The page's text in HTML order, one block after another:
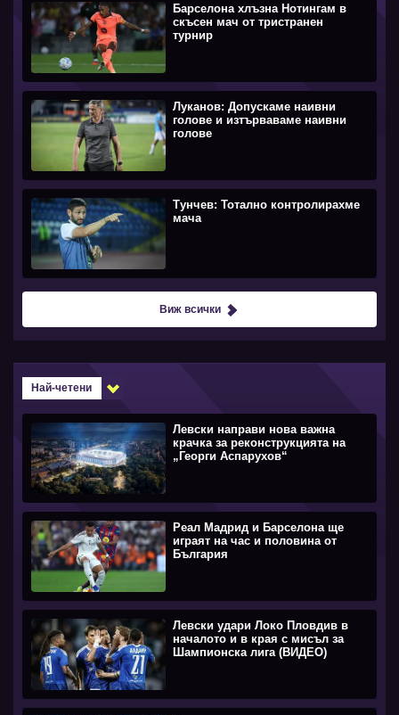
Барселона хлъзна Нотингам в
скъсен мач от тристранен
турнир
Луканов: Допускаме наивни
голове и изтърваваме наивни
голове
Тунчев: Тотално контролирахме
мача
Виж всички
Най-четени
Левски направи нова важна
крачка за реконструкцията на
„Георги Аспарухов“
Реал Мадрид и Барселона ще
играят на час и половина от
България
Левски удари Локо Пловдив в
началото и в края с мисъл за
Шампионска лига (ВИДЕО)